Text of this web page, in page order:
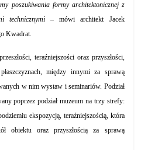
poszukiwania formy architektonicznej z
technicznymi – mówi architekt Jacek
Kwadrat.
teraźniejszości oraz przyszłości,
między innymi za sprawą
w nim wystaw i seminariów. Podział
poprzez podział muzeum na trzy strefy:
ekspozycją, teraźniejszością, która
obiektu oraz przyszłością za sprawą